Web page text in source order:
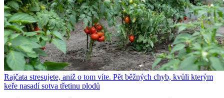
Rajčata stresujete, aniž o tom víte. Pět běžných chyb, kvůli kterým
keře nasadí sotva třetinu plodů